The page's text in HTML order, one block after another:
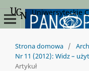
Uniwersyteckie
Strona domowa /
Nr 11 (2012): Widz –
Artykuł